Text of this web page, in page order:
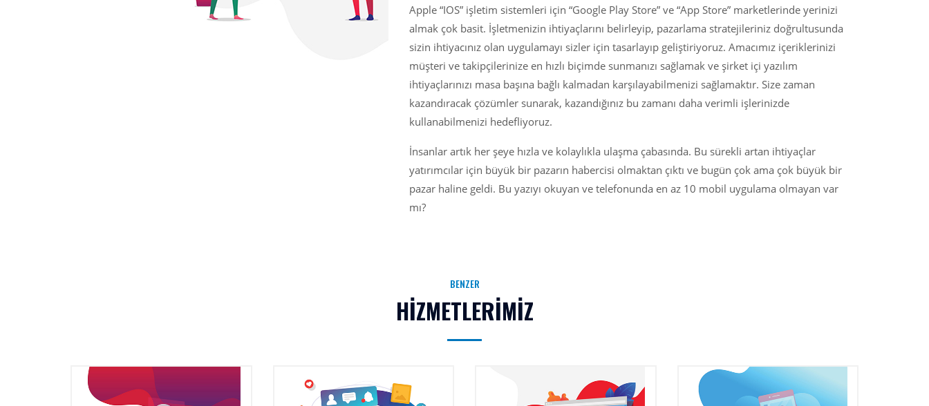
Apple “IOS” işletim sistemleri için “Google Play Store” ve “App Store” marketlerinde yerinizi
almak çok basit. İşletmenizin ihtiyaçlarını belirleyip, pazarlama stratejileriniz doğrultusunda
sizin ihtiyacınız olan uygulamayı sizler için tasarlayıp geliştiriyoruz. Amacımız içeriklerinizi
müşteri ve takipçilerinize en hızlı biçimde sunmanızı sağlamak ve şirket içi yazılım
ihtiyaçlarınızı masa başına bağlı kalmadan karşılayabilmenizi sağlamaktır. Size zaman
kazandıracak çözümler sunarak, kazandığınız bu zamanı daha verimli işlerinizde
kullanabilmenizi hedefliyoruz.
İnsanlar artık her şeye hızla ve kolaylıkla ulaşma çabasında. Bu sürekli artan ihtiyaçlar
yatırımcılar için büyük bir pazarın habercisi olmaktan çıktı ve bugün çok ama çok büyük bir
pazar haline geldi. Bu yazıyı okuyan ve telefonunda en az 10 mobil uygulama olmayan var
mı?
BENZER
HİZMETLERİMİZ